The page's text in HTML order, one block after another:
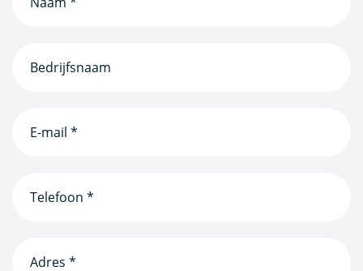
(Vereist)
(Vereist)
mailadres
(Vereist)